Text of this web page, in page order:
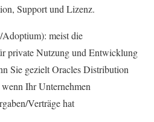
Support und Lizenz.
meist die
private Nutzung und Entwicklung
Sie gezielt Oracles Distribution
Ihr Unternehmen
Verträge hat